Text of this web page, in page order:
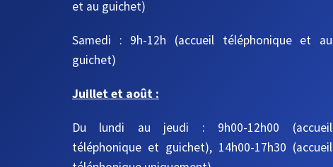
et au guichet)
Samedi : 9h-12h (accueil téléphonique et au
guichet)
Juillet et août :
Du lundi au jeudi : 9h00-12h00 (accueil
téléphonique et guichet), 14h00-17h30 (accueil